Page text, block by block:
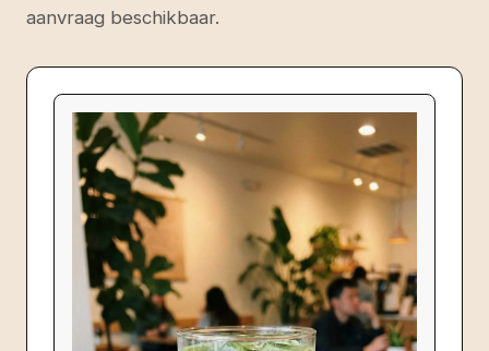
aanvraag beschikbaar.